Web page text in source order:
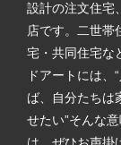
設計の注文住宅
店です。二世帯
宅・共同住宅な
ドアートには
ば、自分たちは
せたい”そんな